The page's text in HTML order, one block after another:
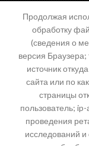
ВАЖНАЯ
Продолжая
обработку
(сведения о
версия Браузера;
источник
сайта или по
страницы
пользователь;
проведения
исследований